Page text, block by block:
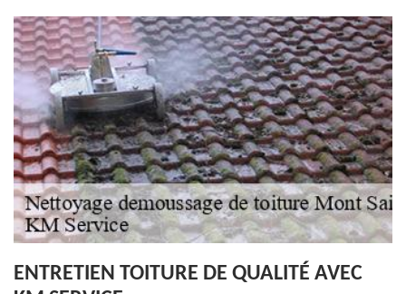
ENTRETIEN TOITURE DE QUALITÉ AVEC